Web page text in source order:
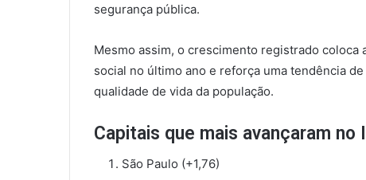
segurança pública.
Mesmo assim, o crescimento registrado
social no último ano e reforça uma tendência
qualidade de vida da população.
Capitais que mais avançaram no
São Paulo (+1,76)